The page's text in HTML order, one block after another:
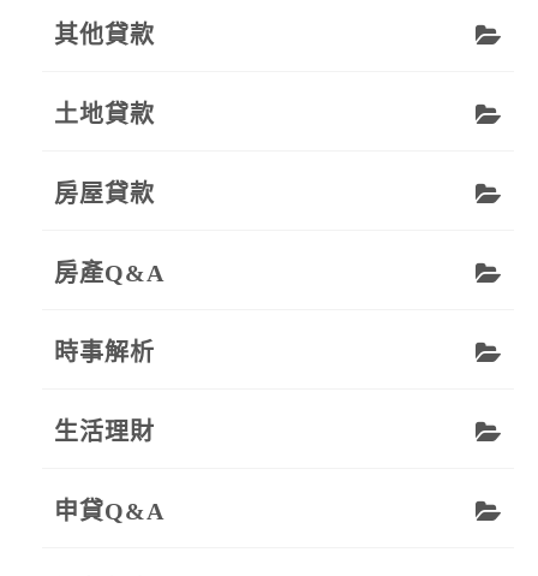
其他貸款
土地貸款
房屋貸款
房產Q&A
時事解析
生活理財
申貸Q&A